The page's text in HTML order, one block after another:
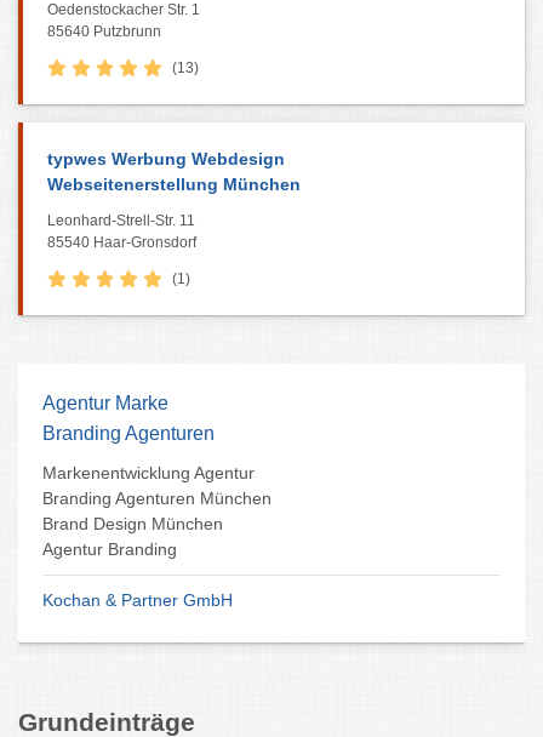
Oedenstockacher Str. 1
85640 Putzbrunn
(13)
typwes Werbung Webdesign
Webseitenerstellung München
Leonhard-Strell-Str. 11
85540 Haar-Gronsdorf
(1)
Agentur Marke
Branding Agenturen
Markenentwicklung Agentur
Branding Agenturen München
Brand Design München
Agentur Branding
Kochan & Partner GmbH
Grundeinträge